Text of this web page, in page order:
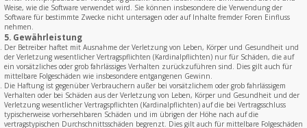
Weise, wie die Software verwendet wird. Sie können insbesondere die Verwendung der
Software für bestimmte Zwecke nicht untersagen oder auf Inhalte fremder Foren Einfluss
nehmen.
5. Gewährleistung
Der Betreiber haftet mit Ausnahme der Verletzung von Leben, Körper und Gesundheit und
der Verletzung wesentlicher Vertragspflichten (Kardinalpflichten) nur für Schäden, die auf
ein vorsätzliches oder grob fahrlässiges Verhalten zurückzuführen sind. Dies gilt auch für
mittelbare Folgeschäden wie insbesondere entgangenen Gewinn.
Die Haftung ist gegenüber Verbrauchern außer bei vorsätzlichem oder grob fahrlässigem
Verhalten oder bei Schäden aus der Verletzung von Leben, Körper und Gesundheit und der
Verletzung wesentlicher Vertragspflichten (Kardinalpflichten) auf die bei Vertragsschluss
typischerweise vorhersehbaren Schäden und im übrigen der Höhe nach auf die
vertragstypischen Durchschnittsschäden begrenzt. Dies gilt auch für mittelbare Folgeschäden